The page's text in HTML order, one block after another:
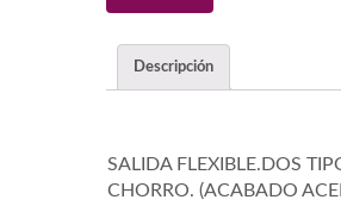
Descripción
SALIDA FLEXIBLE.DOS
CHORRO. (ACABADO